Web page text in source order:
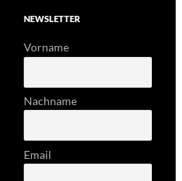
NEWSLETTER
Vorname
Nachname
Email